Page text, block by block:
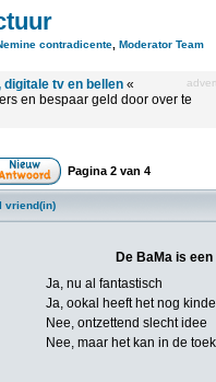
contradicente Moderator Team
tv en bellen «
en bespaar geld door over te
Pagina 2 van 4
vriend(in)
De BaMa is
Ja, nu al fantastisch
Ja, ookal heeft het nog
Nee, ontzettend slecht idee
Nee, maar het kan in de